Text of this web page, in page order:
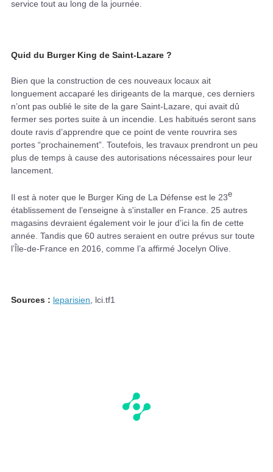
service tout au long de la journée.
Quid du Burger King de Saint-Lazare ?
Bien que la construction de ces nouveaux locaux ait
longuement accaparé les dirigeants de la marque, ces derniers
n’ont pas oublié le site de la gare Saint-Lazare, qui avait dû
fermer ses portes suite à un incendie. Les habitués seront sans
doute ravis d’apprendre que ce point de vente rouvrira ses
portes “prochainement”. Toutefois, les travaux prendront un peu
plus de temps à cause des autorisations nécessaires pour leur
lancement.
Il est à noter que le Burger King de La Défense est le 23e
établissement de l’enseigne à s'installer en France. 25 autres
magasins devraient également voir le jour d’ici la fin de cette
année. Tandis que 60 autres seraient en outre prévus sur toute
l’Île-de-France en 2016, comme l’a affirmé Jocelyn Olive.
Sources : leparisien , lci.tf1